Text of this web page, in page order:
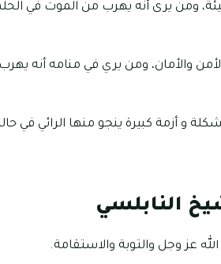
ومن يرى أنه يهرب من الموت في
والأمان، ومن يري في منامه أنه
و أزمة كبيرة ينجو منها الرائي في
النابلسي
عز وجل والتوبة والاستقامة.